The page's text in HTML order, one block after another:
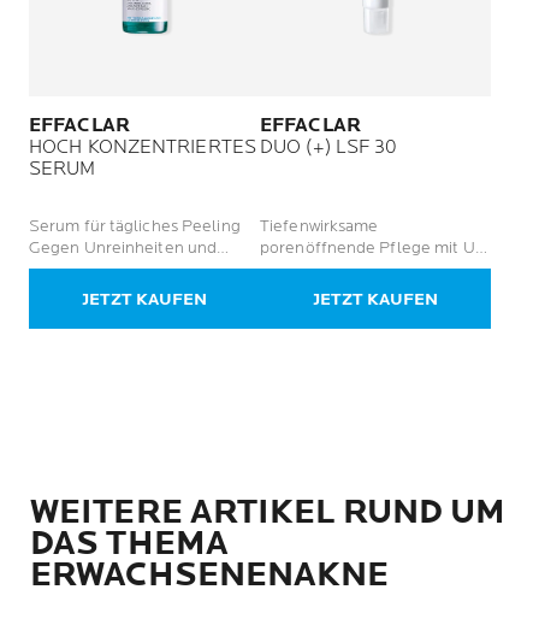
EFFACLAR
HOCH KONZENTRIERTES
SERUM
Serum für tägliches Peeling
Gegen Unreinheiten und
Pickel Für zu Akne neigende
Haut bei Erwachsenen
JETZT KAUFEN
EFFACLAR
DUO (+) LSF 30
Tiefenwirksame
porenöffnende Pflege mit UV-
Schutz
JETZT KAUFEN
WEITERE ARTIKEL RUND UM
DAS THEMA
ERWACHSENENAKNE